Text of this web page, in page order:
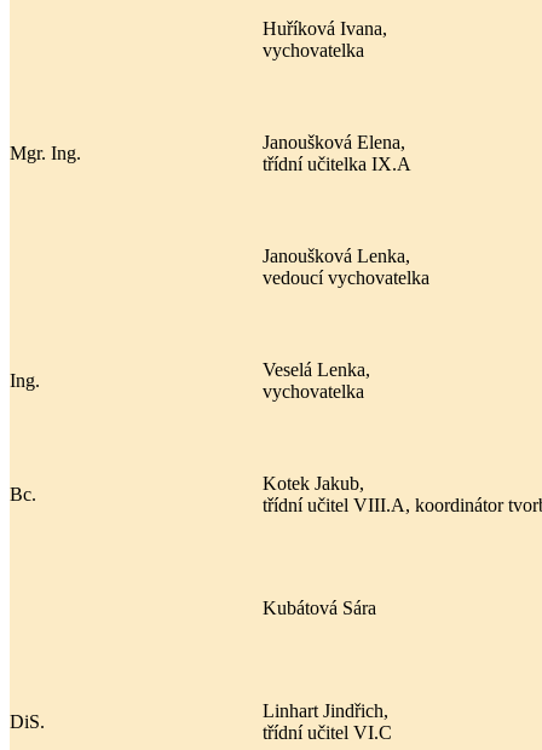
Huříková Ivana,
vychovatelka
Mgr. Ing.
Janoušková Elena,
třídní učitelka IX.A
Janoušková Lenka,
vedoucí vychovatelka
Ing.
Veselá Lenka,
vychovatelka
Bc.
Kotek Jakub,
třídní učitel VIII.A, koordinátor
Kubátová Sára
DiS.
Linhart Jindřich,
třídní učitel VI.C